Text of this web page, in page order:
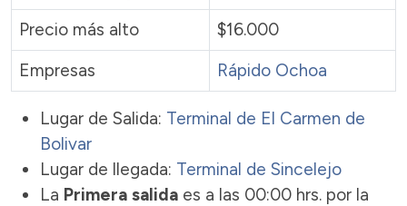
Precio más alto
$16.000
Empresas
Rápido Ochoa
Lugar de Salida: Terminal de El Carmen de
Bolivar
Lugar de llegada: Terminal de Sincelejo
La Primera salida es a las 00:00 hrs. por la